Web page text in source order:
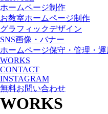
ホームページ制作
お教室ホームページ制作
グラフィックデザイン
SNS画像・バナー
ホームページ保守・管理・運
WORKS
CONTACT
INSTAGRAM
無料お問い合わせ
WORKS